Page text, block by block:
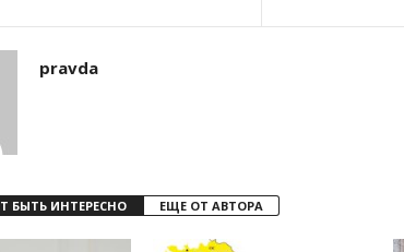
pravda
БЫТЬ ИНТЕРЕСНО ЕЩЕ ОТ АВТОРА